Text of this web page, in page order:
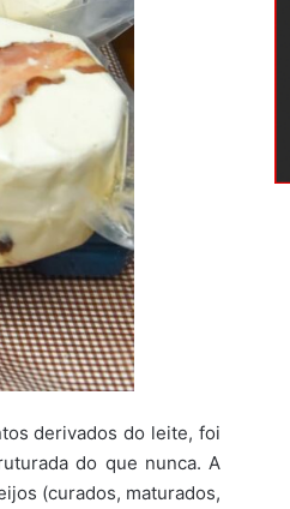
derivados do leite, foi
do que nunca. A
(curados, maturados,